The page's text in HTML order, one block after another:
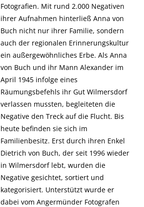
Fotografien. Mit rund 2.000 Negativen
ihrer Aufnahmen hinterließ Anna von
Buch nicht nur ihrer Familie, sondern
auch der regionalen Erinnerungskultur
ein außergewöhnliches Erbe. Als Anna
von Buch und ihr Mann Alexander im
April 1945 infolge eines
Räumungsbefehls ihr Gut Wilmersdorf
verlassen mussten, begleiteten die
Negative den Treck auf die Flucht. Bis
heute befinden sie sich im
Familienbesitz. Erst durch ihren Enkel
Dietrich von Buch, der seit 1996 wieder
in Wilmersdorf lebt, wurden die
Negative gesichtet, sortiert und
kategorisiert. Unterstützt wurde er
dabei vom Angermünder Fotografen